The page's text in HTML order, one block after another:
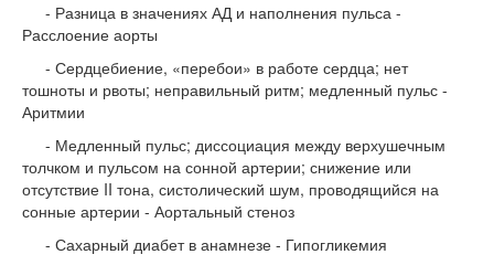
- Разница в значениях АД и наполнения пульса -
Расслоение аорты
- Сердцебиение, «перебои» в работе сердца; нет
тошноты и рвоты; неправильный ритм; медленный пульс -
Аритмии
- Медленный пульс; диссоциация между верхушечным
толчком и пульсом на сонной артерии; снижение или
отсутствие II тона, систолический шум, проводящийся на
сонные артерии - Аортальный стеноз
- Сахарный диабет в анамнезе - Гипогликемия